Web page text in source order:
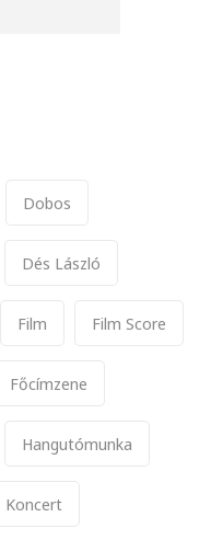
Dobos
Dés László
Film Film Score
Főcímzene
Hangutómunka
Koncert